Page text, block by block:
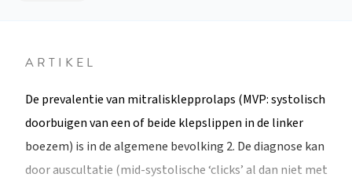
ARTIKEL
De prevalentie van mitralisklepprolaps (MVP: systolisch
doorbuigen van een of beide klepslippen in de linker
boezem) is in de algemene bevolking 2. De diagnose kan
door auscultatie (mid-systolische ‘clicks’ al dan niet met